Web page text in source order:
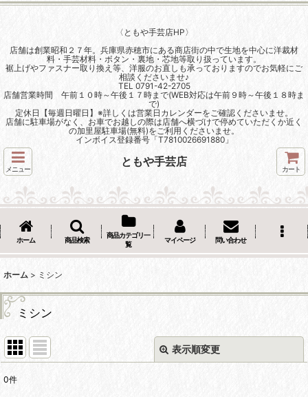
〈ともや手芸店HP〉
店舗は創業昭和２７年。兵庫県赤穂市にある商店街の中で生地を中心に洋裁材
料・手芸材料・ボタン・裏地・芯地等取り扱っています。
裾上げやファスナー取り換え等、洋服のお直しも承っておりますのでお気軽にご
相談くださいませ♪
TEL 0791-42-2705
店舗営業時間 午前１０時～午後１７時まで(WEB対応は午前９時～午後１８時ま
で)
定休日【毎週日曜日】※詳しくは営業日カレンダーをご確認くださいませ。
店舗に駐車場がなく、お車でお越しの際は店舗へ横づけで停めていただくか近く
の加里屋駐車場(無料)をご利用くださいませ。
インボイス登録番号「T7810026691880」
メニュー
ともや手芸店
カート
ホーム 商品検索
商品カテゴリ一
覧
マイページ 問い合わせ
ホーム > ミシン
ミシン
表示順変更
サブカテゴリ
0件